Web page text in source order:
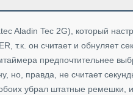
Aladin Tec 2G), который
т.к. он считает и обнуляет
предпочтительнее
но, правда, не считает
убрал штатные ремешки,